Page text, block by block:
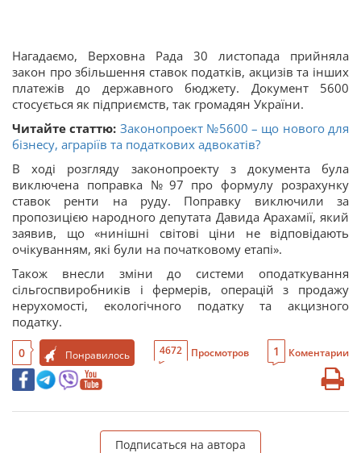
Нагадаємо, Верховна Рада 30 листопада прийняла
закон про збільшення ставок податків, акцизів та інших
платежів до державного бюджету. Документ 5600
стосується як підприємств, так громадян України.
Читайте статтю: Законопроект №5600 – що нового для
бізнесу, аграріїв та податкових адвокатів?
В ході розгляду законопроекту з документа була
виключена поправка № 97 про формулу розрахунку
ставок ренти на руду. Поправку виключили за
пропозицією народного депутата Давида Арахамії, який
заявив, що «нинішні світові ціни не відповідають
очікуванням, які були на початковому етапі».
Також внесли зміни до системи оподаткування
сільгоспвиробників і фермерів, операцій з продажу
нерухомості, екологічного податку та акцизного
податку.
0 Понравилось 4672 Просмотров 1 Коментарии
Подписаться на автора